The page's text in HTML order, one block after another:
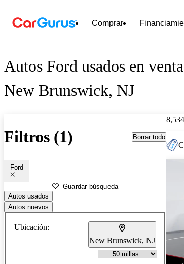
Comprar
Autos Ford usados en
New Brunswick, NJ
Filtros (1) Borrar todo
Ford
Guardar búsqueda
Autos usados
Autos nuevos
Ubicación:
New Brunswick, NJ